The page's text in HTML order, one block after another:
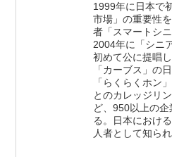
1999年に日本で
市場」の重要性
者「スマートシ
2004年に「シニ
初めて公に提唱
「カーブス」の
「らくらくホン
とのカレッジリ
ど、950以上の
る。日本におけ
人者として知られ